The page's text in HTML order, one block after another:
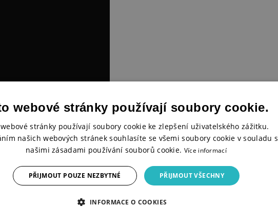
-50%
webové stránky používají soubory cookie.
stránky používají soubory cookie ke zlepšení uživatelského zážitku.
našich webových stránek souhlasíte se všemi soubory cookie v souladu s
našimi zásadami používání souborů cookie. Více informací
PŘIJMOUT VŠECHNY
PŘIJMOUT POUZE NEZBYTNÉ
INFORMACE O COOKIES